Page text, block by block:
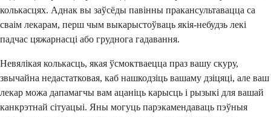
колькасцях. Аднак вы заўсёды павінны пракансультавацца са
сваім лекарам, перш чым выкарыстоўваць якія-небудзь лекі
падчас цяжарнасці або груднога гадавання.
Невялікая колькасць, якая ўсмоктваецца праз вашу скуру,
звычайна недастатковая, каб нашкодзіць вашаму дзіцяці, але ваш
лекар можа дапамагчы вам ацаніць карысць і рызыкі для вашай
канкрэтнай сітуацыі. Яны могуць парэкамендаваць пэўныя